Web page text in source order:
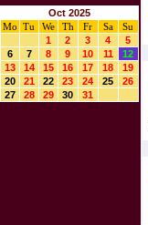
Oct 2025
Mo
Tu We Th Fr Sa
Su
1
2 3 4
5
6
7 8 9 10 11
12
13
14 15 16 17 18
19
20
21 22 23 24 25
26
27
28 29 30 31